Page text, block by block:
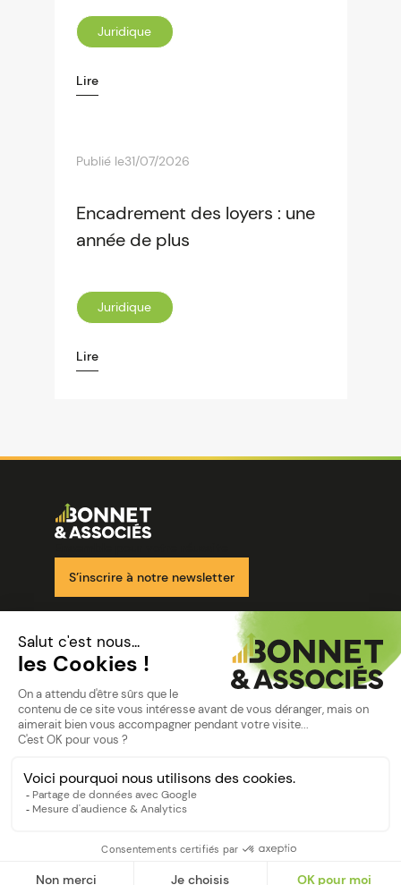
Juridique
Lire
Publié le31/07/2026
Encadrement des loyers : une
année de plus
Juridique
Lire
Image
S’inscrire à notre newsletter
Nos solutions
Nos cabinets
Mon espace client
Politique de confidentialité
©Bonnet2023